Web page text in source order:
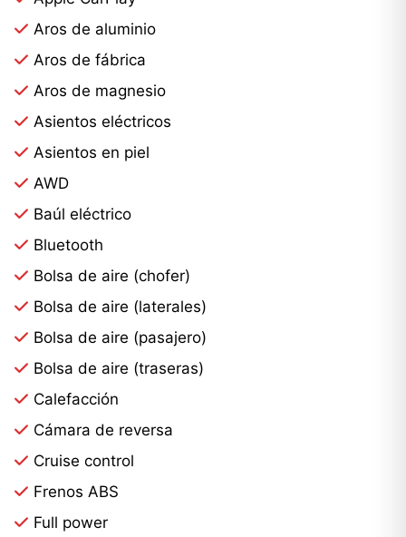
Aros de aluminio
Aros de fábrica
Aros de magnesio
Asientos eléctricos
Asientos en piel
AWD
Baúl eléctrico
Bluetooth
Bolsa de aire (chofer)
Bolsa de aire (laterales)
Bolsa de aire (pasajero)
Bolsa de aire (traseras)
Calefacción
Cámara de reversa
Cruise control
Frenos ABS
Full power